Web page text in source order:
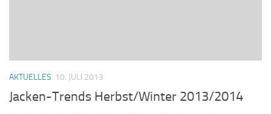
AKTUELLES 10. JULI 2013
Jacken-Trends Herbst/Winter 2013/2014